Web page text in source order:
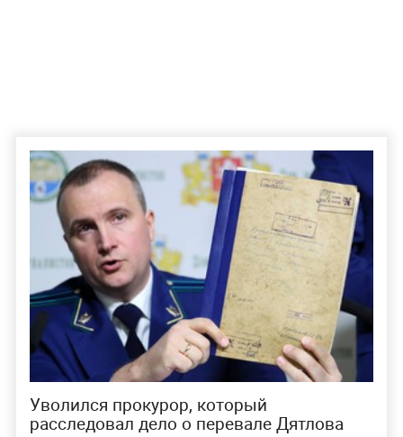
Уволился прокурор, который
расследовал дело о перевале Дятлова